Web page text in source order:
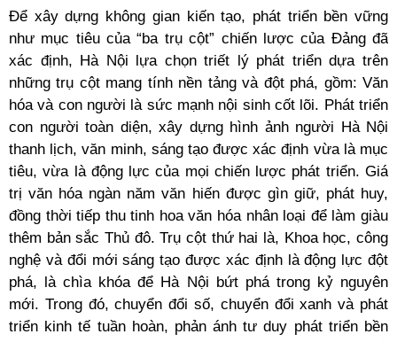
Để xây dựng không gian kiến tạo, phát triển bền vững
như mục tiêu của “ba trụ cột” chiến lược của Đảng đã
xác định, Hà Nội lựa chọn triết lý phát triển dựa trên
những trụ cột mang tính nền tảng và đột phá, gồm: Văn
hóa và con người là sức mạnh nội sinh cốt lõi. Phát triển
con người toàn diện, xây dựng hình ảnh người Hà Nội
thanh lịch, văn minh, sáng tạo được xác định vừa là mục
tiêu, vừa là động lực của mọi chiến lược phát triển. Giá
trị văn hóa ngàn năm văn hiến được gìn giữ, phát huy,
đồng thời tiếp thu tinh hoa văn hóa nhân loại để làm giàu
thêm bản sắc Thủ đô. Trụ cột thứ hai là, Khoa học, công
nghệ và đổi mới sáng tạo được xác định là động lực đột
phá, là chìa khóa để Hà Nội bứt phá trong kỷ nguyên
mới. Trong đó, chuyển đổi số, chuyển đổi xanh và phát
triển kinh tế tuần hoàn, phản ánh tư duy phát triển bền